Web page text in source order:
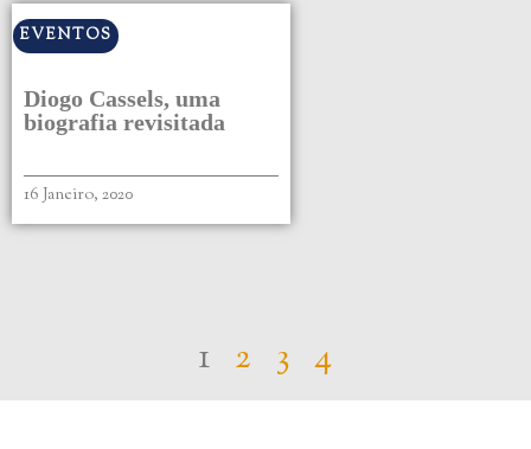
EVENTOS
Diogo Cassels, uma
biografia revisitada
16 Janeiro, 2020
1 2 3 4